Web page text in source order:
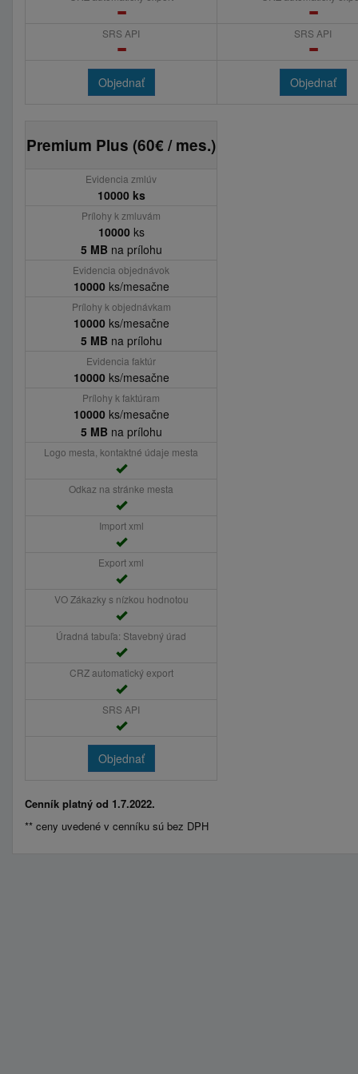
SRS API
Objednať
SRS API
Objednať
Premium Plus (60€ / mes.)
Evidencia zmlúv
10000 ks
Prílohy k zmluvám
10000 ks
5 MB na prílohu
Evidencia objednávok
10000 ks/mesačne
Prílohy k objednávkam
10000 ks/mesačne
5 MB na prílohu
Evidencia faktúr
10000 ks/mesačne
Prílohy k faktúram
10000 ks/mesačne
5 MB na prílohu
Logo mesta, kontaktné údaje mesta
Odkaz na stránke mesta
Import xml
Export xml
VO Zákazky s nízkou hodnotou
Úradná tabuľa: Stavebný úrad
CRZ automatický export
SRS API
Objednať
Cenník platný od 1.7.2022.
** ceny uvedené v cenníku sú bez DPH